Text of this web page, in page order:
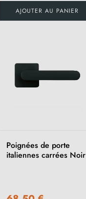
AJOUTER AU PANIER
Poignées de porte
italiennes carrées Noir